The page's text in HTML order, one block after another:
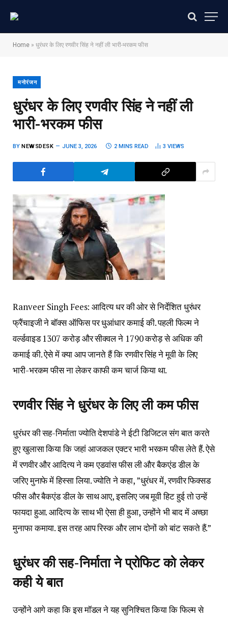
Home » धुरंधर के लिए रणवीर सिंह ने नहीं ली भारी-भरकम फीस
मनोरंजन
धुरंधर के लिए रणवीर सिंह ने नहीं ली
भारी-भरकम फीस
BY NEWSDESK JUNE 3, 2026 2 MINS READ 3VIEWS
Ranveer Singh Fees: आदित्य धर की ओर से निर्देशित धुरंधर
फ्रैंचाइजी ने बॉक्स ऑफिस पर धुआंधार कमाई की. पहली फिल्म ने
वर्ल्डवाइड 1307 करोड़ और सीक्वल ने 1790 करोड़ से अधिक की
कमाई की. ऐसे में क्या आप जानते हैं कि रणवीर सिंह ने मूवी के लिए
भारी-भरकम फीस ना लेकर काफी कम चार्ज किया था.
रणवीर सिंह ने धुरंधर के लिए ली कम फीस
धुरंधर की सह-निर्माता ज्योति देशपांडे ने ईटी डिजिटल संग बात करते
हुए खुलासा किया कि जहां आजकल एक्टर भारी भरकम फीस लेते हैं. ऐसे
में रणवीर और आदित्य ने कम एडवांस फीस ली और बैकएंड डील के
जरिए मुनाफे में हिस्सा लिया. ज्योति ने कहा, ”धुरंधर में, रणवीर फिक्सड
फीस और बैकएंड डील के साथ आए, इसलिए जब मूवी हिट हुई तो उन्हें
फायदा हुआ. आदित्य के साथ भी ऐसा ही हुआ, उन्होंने भी बाद में अच्छा
मुनाफा कमाया. इस तरह आप रिस्क और लाभ दोनों को बांट सकते हैं.”
धुरंधर की सह-निर्माता ने प्रोफिट को लेकर
कही ये बात
उन्होंने आगे कहा कि इस मॉडल ने यह सुनिश्चित किया कि फिल्म से